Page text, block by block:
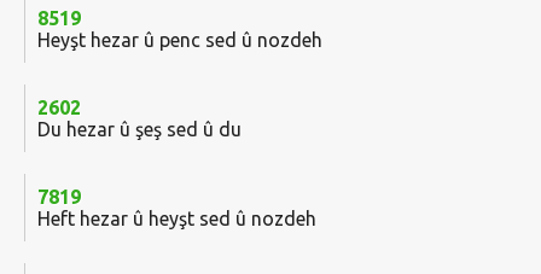
8519
Heyşt hezar û penc sed û nozdeh
2602
Du hezar û şeş sed û du
7819
Heft hezar û heyşt sed û nozdeh